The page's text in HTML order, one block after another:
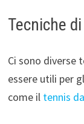
Tecniche
Ci sono diverse
essere utili per
come il tennis